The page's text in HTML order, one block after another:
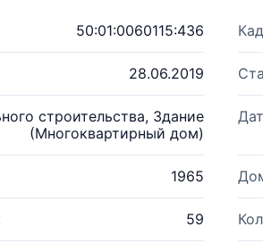
50:01:0060115:436
28.06.2019
строительства, Здание
(Многоквартирный дом)
1965
59